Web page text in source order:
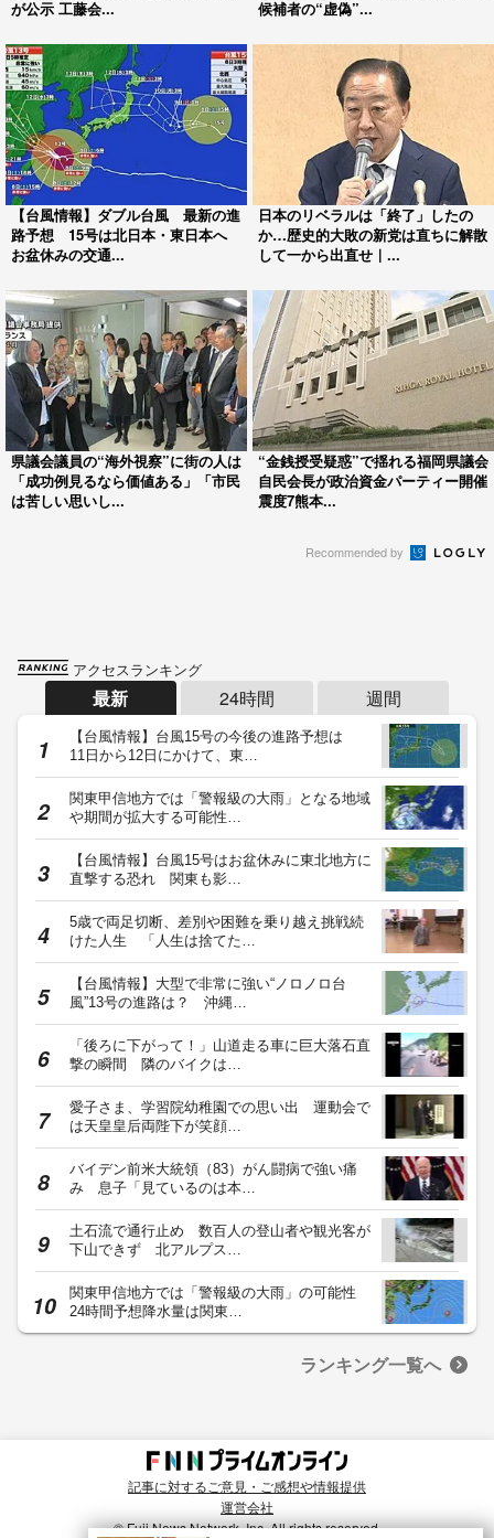
が公示 工藤会...
候補者の“虚偽”...
【台風情報】ダブル台風 最新の進
路予想 15号は北日本・東日本へ
お盆休みの交通...
日本のリベラルは「終了」したの
か…歴史的大敗の新党は直ちに解散
して一から出直せ｜...
県議会議員の“海外視察”に街の人は
「成功例見るなら価値ある」「市民
は苦しい思いし...
“金銭授受疑惑”で揺れる福岡県議会
自民会長が政治資金パーティー開催
震度7熊本...
Recommended by
アクセスランキング
最新 24時間 週間
【台風情報】台風15号の今後の進路予想は
11日から12日にかけて、東…
関東甲信地方では「警報級の大雨」となる地域
や期間が拡大する可能性…
【台風情報】台風15号はお盆休みに東北地方に
直撃する恐れ 関東も影…
5歳で両足切断、差別や困難を乗り越え挑戦続
けた人生 「人生は捨てた…
【台風情報】大型で非常に強い“ノロノロ台
風”13号の進路は？ 沖縄…
「後ろに下がって！」山道走る車に巨大落石直
撃の瞬間 隣のバイクは…
愛子さま、学習院幼稚園での思い出 運動会で
は天皇皇后両陛下が笑顔…
バイデン前米大統領（83）がん闘病で強い痛
み 息子「見ているのは本…
土石流で通行止め 数百人の登山者や観光客が
下山できず 北アルプス…
関東甲信地方では「警報級の大雨」の可能性
24時間予想降水量は関東…
ランキング一覧へ
記事に対するご意見・ご感想や情報提供
運営会社
© Fuji News Network, Inc. All rights reserved.